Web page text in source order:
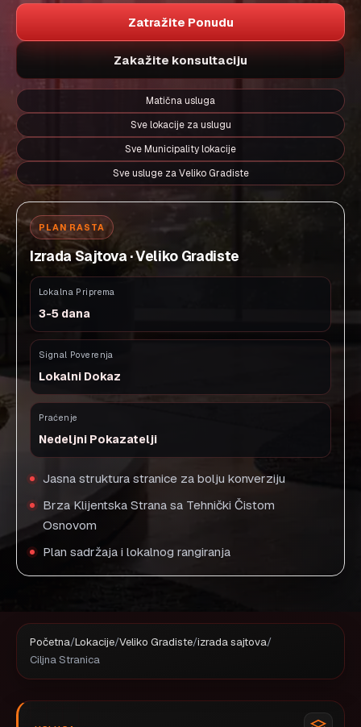
Zatražite Ponudu
Zakažite konsultaciju
Matična usluga
Sve lokacije za uslugu
Sve Municipality lokacije
Sve usluge za Veliko Gradiste
PLAN RASTA
Izrada Sajtova · Veliko Gradiste
Lokalna Priprema
3-5 dana
Signal Poverenja
Lokalni Dokaz
Praćenje
Nedeljni Pokazatelji
Jasna struktura stranice za bolju konverziju
Brza Klijentska Strana sa Tehnički Čistom
Osnovom
Plan sadržaja i lokalnog rangiranja
Početna/Lokacije/Veliko Gradiste/izrada sajtova/
Ciljna Stranica